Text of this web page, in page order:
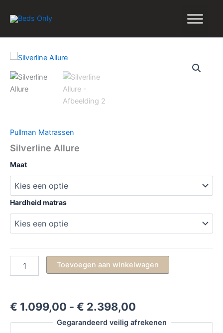
naar
inhoud
Silverline Allure
Pullman Matrassen
Silverline Allure
Maat
Hardheid matras
Allure
Toevoegen aan winkelwagen
€ 1.099,00 - € 2.398,00
€ 1.099,00
Gegarandeerd veilig afrekenen